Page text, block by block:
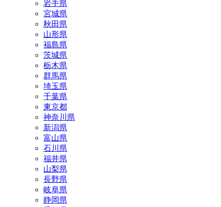
岩手県
宮城県
秋田県
山形県
福島県
茨城県
栃木県
群馬県
埼玉県
千葉県
東京都
神奈川県
新潟県
富山県
石川県
福井県
山梨県
長野県
岐阜県
静岡県